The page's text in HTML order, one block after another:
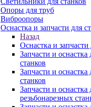
Опоры для труб
Виброопоры
Оснастка и запчасти для
Назад
Оснастка и запчасти
Запчасти и
станков
Запчасти и
станков
Запчасти и оснастка
резьбонарезных